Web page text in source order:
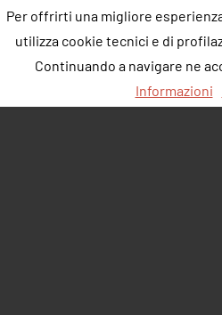
Per offrirti una migliore
utilizza cookie tecnici e di
Continuando a navigare ne
Informazioni